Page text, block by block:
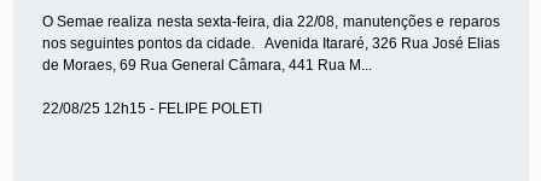
O Semae realiza nesta sexta-feira, dia 22/08, manutenções e reparos
nos seguintes pontos da cidade. Avenida Itararé, 326 Rua José Elias
de Moraes, 69 Rua General Câmara, 441 Rua M...
22/08/25 12h15 - FELIPE POLETI